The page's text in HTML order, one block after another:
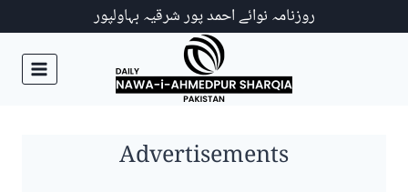
روزنامہ نوائے احمد پور شرقیہ بہاولپور
Advertisements